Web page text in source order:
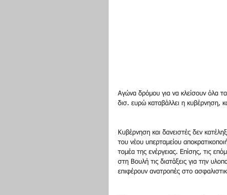
Αγώνα δρόμου για να κλείσουν όλα
δισ. ευρώ καταβάλλει η κυβέρνηση,
Κυβέρνηση και δανειστές δεν
του νέου υπερταμείου
τομέα της ενέργειας. Επίσης, τις
στη Βουλή τις διατάξεις για την
επιφέρουν ανατροπές στο